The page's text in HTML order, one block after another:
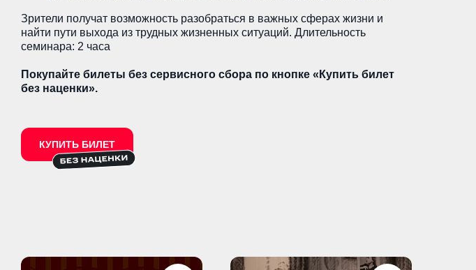
Зрители получат возможность разобраться в важных сферах жизни и
найти пути выхода из трудных жизненных ситуаций. Длительность
семинара: 2 часа
Покупайте билеты без сервисного сбора по кнопке «Купить билет
без наценки».
КУПИТЬ БИЛЕТ